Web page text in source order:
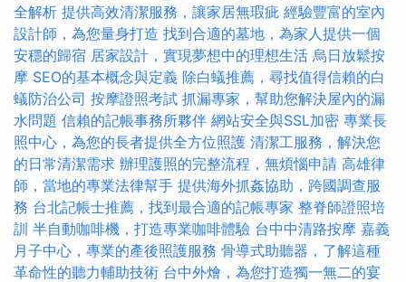
全解析 提供高效清潔服務，讓家居無瑕疵 經驗豐富的室內
設計師，為您量身打造 找到合適的墓地，為家人提供一個
安穩的歸宿 居家設計，實現夢想中的理想生活 烏日放鬆按
摩 SEO的基本概念與定義 除白蟻推薦，尋找值得信賴的白
蟻防治公司 按摩證照考試 抓漏專家，幫助您解決屋內的漏
水問題 信賴的記帳事務所夥伴 網站安全與SSL加密 專業長
照中心，為您的長者提供全方位照護 清潔工服務，解決您
的日常清潔需求 辦理護照的完整流程，無煩惱申請 高雄律
師，當地的專業法律幫手 提供海外抓姦協助，跨國調查服
務 台北記帳士推薦，找到最合適的記帳專家 整脊師證照培
訓 半自動咖啡機，打造專業咖啡體驗 台中中清路按摩 嘉義
月子中心，專業的產後照護服務 骨導式助聽器，了解這種
革命性的聽力輔助技術 台中外燴，為您打造獨一無二的宴